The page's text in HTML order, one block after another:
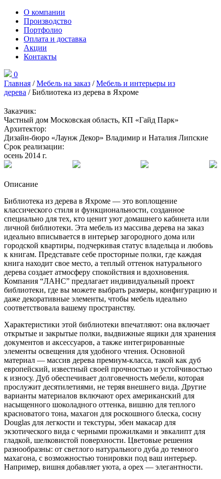
О компании
Производство
Портфолио
Оплата и доставка
Акции
Контакты
0
Главная /Мебель на заказ /Мебель и интерьеры из
дерева / Библиотека из дерева в Яхроме
Заказчик:
Частный дом Московская область, КП «Гайд Парк»
Архитектор:
Дизайн-бюро «Лаунж Декор» Владимир и Наталия Липские
Срок реализации:
осень 2014 г.
Описание
Библиотека из дерева в Яхроме — это воплощение
классического стиля и функциональности, созданное
специально для тех, кто ценит уют домашнего кабинета или
личной библиотеки. Эта мебель из массива дерева на заказ
идеально вписывается в интерьер загородного дома или
городской квартиры, подчеркивая статус владельца и любовь
к книгам. Представьте себе просторные полки, где каждая
книга находит свое место, а теплый оттенок натурального
дерева создает атмосферу спокойствия и вдохновения.
Компания “ЛАНС” предлагает индивидуальный проект
библиотеки, где вы можете выбрать размеры, конфигурацию и
даже декоративные элементы, чтобы мебель идеально
соответствовала вашему пространству.
Характеристики этой библиотеки впечатляют: она включает
открытые и закрытые полки, выдвижные ящики для хранения
документов и аксессуаров, а также интегрированные
элементы освещения для удобного чтения. Основной
материал — массив дерева премиум-класса, такой как дуб
европейский, известный своей прочностью и устойчивостью
к износу. Дуб обеспечивает долговечность мебели, которая
прослужит десятилетиями, не теряя внешнего вида. Другие
варианты материалов включают орех американский для
насыщенного шоколадного оттенка, вишню для теплого
красноватого тона, махагон для роскошного блеска, сосну
Douglas для легкости и текстуры, эбен макасар для
экзотического вида с черными прожилками и эвкалипт для
гладкой, шелковистой поверхности. Цветовые решения
разнообразны: от светлого натурального дуба до темного
махагона, с возможностью тонировки под ваш интерьер.
Например, вишня добавляет уюта, а орех — элегантности.